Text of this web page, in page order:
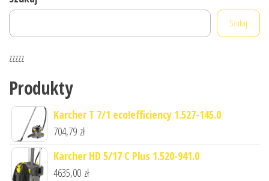
Szukaj
zzzzz
Produkty
Karcher T 7/1 eco!efficiency 1.527-145.0
704,79 zł
Karcher HD 5/17 C Plus 1.520-941.0
4635,00 zł